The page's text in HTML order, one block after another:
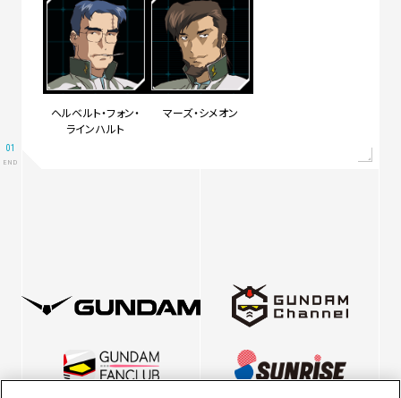
ヘルベルト・フォン・
ラインハルト
マーズ・シメオン